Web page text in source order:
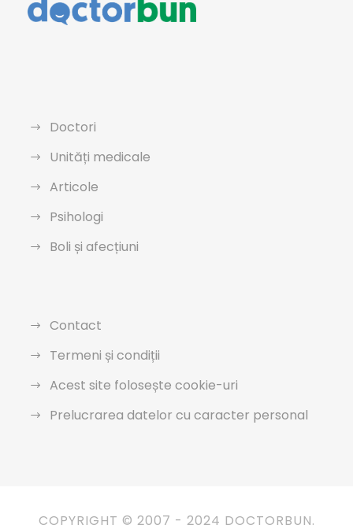
Doctori
Unități medicale
Articole
Psihologi
Boli și afecțiuni
Contact
Termeni și condiții
Acest site folosește cookie-uri
Prelucrarea datelor cu caracter personal
COPYRIGHT © 2007 - 2024 DOCTORBUN.